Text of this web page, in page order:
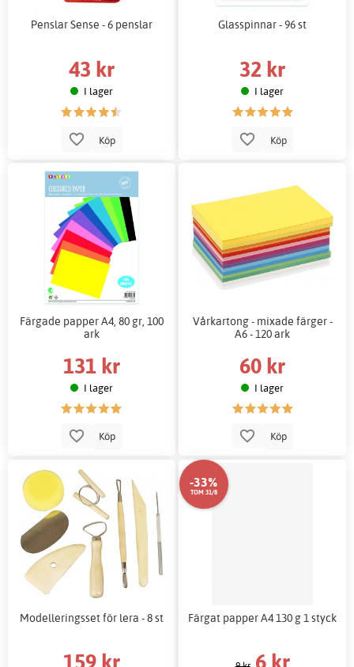
Penslar Sense - 6 penslar
43 kr
I lager
Köp
Glasspinnar - 96 st
32 kr
I lager
Köp
Färgade papper A4, 80 gr, 100
ark
131 kr
I lager
Köp
Vårkartong - mixade färger -
A6 - 120 ark
60 kr
I lager
Köp
Modelleringsset för lera - 8 st
159 kr
-33%
TOM 31/8
Färgat papper A4 130 g 1 styck
6 kr